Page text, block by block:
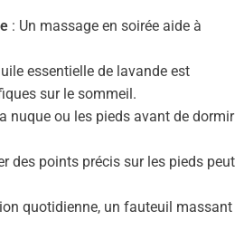
: Un massage en soirée aide à
essentielle de lavande est
sur le sommeil.
nuque ou les pieds avant de dormir
des points précis sur les pieds peut
quotidienne, un fauteuil massant